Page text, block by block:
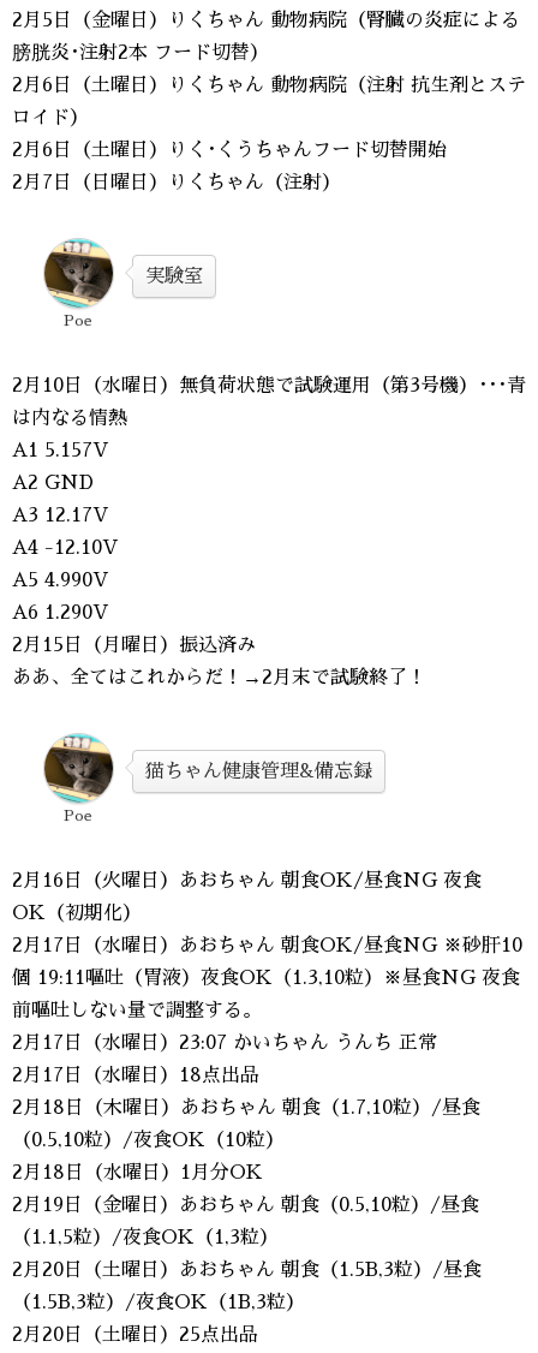
2月5日（金曜日）りくちゃん 動物病院（腎臓の炎症による
膀胱炎･注射2本 フード切替）
2月6日（土曜日）りくちゃん 動物病院（注射 抗生剤とステ
ロイド）
2月6日（土曜日）りく･くうちゃんフード切替開始
2月7日（日曜日）りくちゃん（注射）
Poe
実験室
2月10日（水曜日）無負荷状態で試験運用（第3号機）･･･青
は内なる情熱
A1 5.157V
A2 GND
A3 12.17V
A4 -12.10V
A5 4.990V
A6 1.290V
2月15日（月曜日）振込済み
ああ、全てはこれからだ！→2月末で試験終了！
Poe
猫ちゃん健康管理&備忘録
2月16日（火曜日）あおちゃん 朝食OK/昼食NG 夜食
OK（初期化）
2月17日（水曜日）あおちゃん 朝食OK/昼食NG ※砂肝10
個 19:11嘔吐（胃液）夜食OK（1.3,10粒）※昼食NG 夜食
前嘔吐しない量で調整する。
2月17日（水曜日）23:07 かいちゃん うんち 正常
2月17日（水曜日）18点出品
2月18日（木曜日）あおちゃん 朝食（1.7,10粒）/昼食
（0.5,10粒）/夜食OK（10粒）
2月18日（水曜日）1月分OK
2月19日（金曜日）あおちゃん 朝食（0.5,10粒）/昼食
（1.1,5粒）/夜食OK（1,3粒）
2月20日（土曜日）あおちゃん 朝食（1.5B,3粒）/昼食
（1.5B,3粒）/夜食OK（1B,3粒）
2月20日（土曜日）25点出品